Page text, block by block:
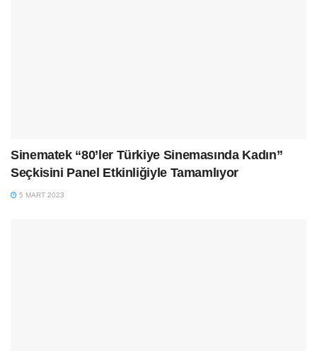
Sinematek “80’ler Türkiye Sinemasında Kadın”
Seçkisini Panel Etkinliğiyle Tamamlıyor
5 MART 2023